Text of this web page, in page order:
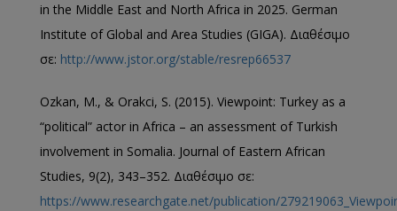
in the Middle East and North Africa in 2025. German
Institute of Global and Area Studies (GIGA). Διαθέσιμο
σε: http://www.jstor.org/stable/resrep66537
Ozkan, M., & Orakci, S. (2015). Viewpoint: Turkey as a
“political” actor in Africa – an assessment of Turkish
involvement in Somalia. Journal of Eastern African
Studies, 9(2), 343–352. Διαθέσιμο σε:
https://www.researchgate.net/publication/